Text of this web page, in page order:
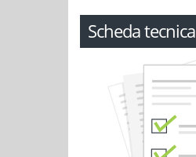
Scheda tecnica